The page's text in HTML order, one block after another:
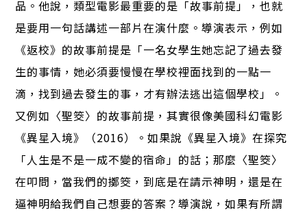
品。他說，類型電影最重要的是「故事前提」，也就
是要用一句話講述一部片在演什麼。導演表示，例如
《返校》的故事前提是「一名女學生她忘記了過去發
生的事情，她必須要慢慢在學校裡面找到的一點一
滴，找到過去發生的事，才有辦法逃出這個學校」。
又例如〈聖筊〉的故事前提，其實很像美國科幻電影
《異星入境》（2016）。如果說《異星入境》在探究
「人生是不是一成不變的宿命」的話；那麼〈聖筊〉
在叩問，當我們的擲筊，到底是在請示神明，還是在
逼神明給我們自己想要的答案？導演說，如果有所謂